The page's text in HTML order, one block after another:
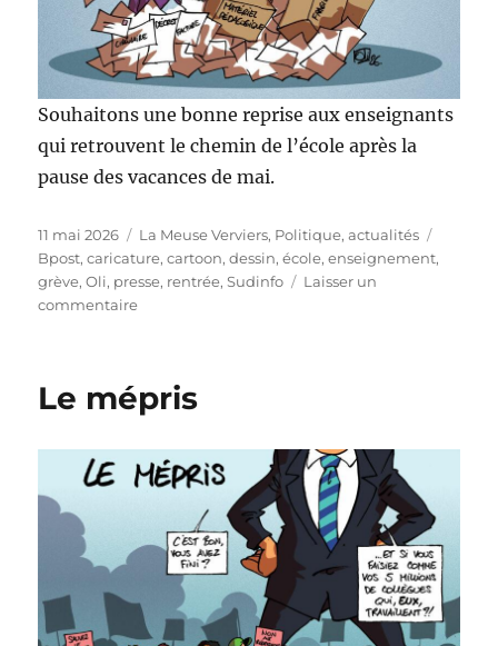
Souhaitons une bonne reprise aux enseignants
qui retrouvent le chemin de l’école après la
pause des vacances de mai.
Publié
le
11 mai 2026 Catégories
La Meuse Verviers, Politique, actualités
Bpost,caricature,cartoon,dessin,école,enseignement,
grève,Oli, presse, rentrée,Sudinfo
Laisser un
commentairesur
Le mépris